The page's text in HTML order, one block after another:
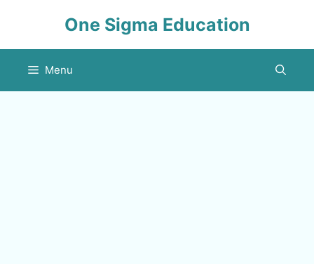
One Sigma Education
Menu